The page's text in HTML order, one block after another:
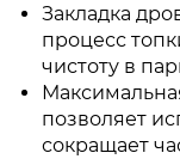
Закладка
процесс
чистоту в
позволяет
сокращает